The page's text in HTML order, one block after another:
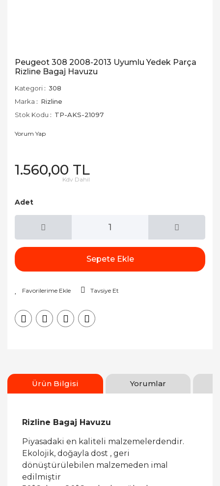
Peugeot 308 2008-2013 Uyumlu Yedek Parça
Rizline Bagaj Havuzu
Kategori
308
Marka
Rizline
Stok Kodu
TP-AKS-21097
Yorum Yap
1.560,00 TL
Kdv Dahil
Adet
Sepete Ekle
Tavsiye Et
Ürün Bilgisi Yorumlar
Rizline Bagaj Havuzu
Piyasadaki en kaliteli malzemelerdendir.
Ekolojik, doğayla dost , geri
dönüştürülebilen malzemeden imal
edilmiştir